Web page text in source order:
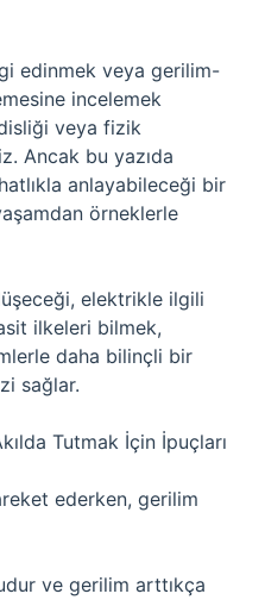
edinmek veya gerilim-
incelemek
veya fizik
Ancak bu yazıda
anlayabileceği bir
örneklerle
elektrikle ilgili
ilkeleri bilmek,
daha bilinçli bir
sağlar.
Tutmak İçin İpuçları
ederken, gerilim
ve gerilim arttıkça